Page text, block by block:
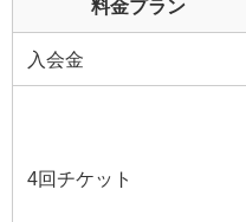
料金プラン
入会金
4回チケット